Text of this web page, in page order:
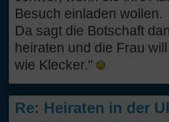
Besuch einladen wollen.
Da sagt die Botschaft
heiraten und die Frau
wie Klecker."
Re: Heiraten in der